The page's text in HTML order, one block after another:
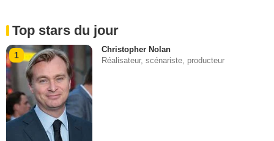
Top stars du jour
1
Christopher Nolan
Réalisateur, scénariste, producteur